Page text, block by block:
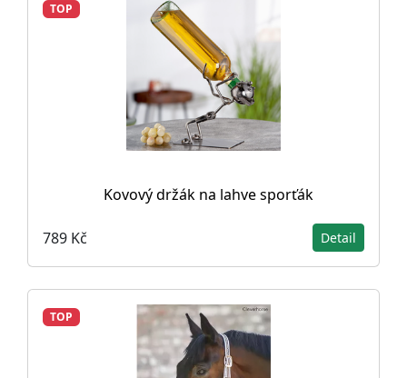
TOP
Kovový držák na lahve sporťák
789 Kč Detail
TOP